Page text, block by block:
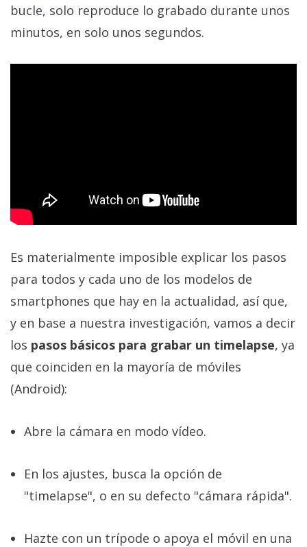
bucle, solo reproduce lo grabado durante unos
minutos, en solo unos segundos.
Es materialmente imposible explicar los pasos
para todos y cada uno de los modelos de
smartphones que hay en la actualidad, así que,
y en base a nuestra investigación, vamos a decir
los pasos básicos para grabar un timelapse, ya
que coinciden en la mayoría de móviles
(Android):
Abre la cámara en modo vídeo.
En los ajustes, busca la opción de
"timelapse", o en su defecto "cámara rápida".
Hazte con un trípode o apoya el móvil en una